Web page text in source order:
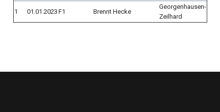
1 01.01.2023 F1 Brennt Hecke
Georgenhausen-
Zeilhard